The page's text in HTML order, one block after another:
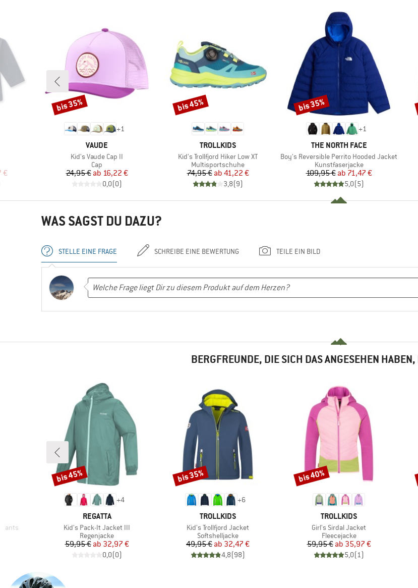
Preis
€
+1
MARKE
VAUDE
Artikel
Kid's Vaude Cap II
Produktgruppe
Cap
Preis
24,95 € reduzierter Preis
ab 16,22 €
0,0(0)
Rabatt
bis 35%
MARKE
TROLLKIDS
Artikel
Kid's Trollfjord Hiker Low XT
Produktgruppe
Multisportschuhe
Preis
74,95 € reduzierter Preis
ab 41,22 €
3,8(9)
Rabatt
bis 45%
+1
MARKE
THE NORTH FACE
Artikel
Boy's Reversible Perrito Hooded Jacket
Produktgruppe
Kunstfaserjacke
Preis
109,95 € reduzierter Preis
ab 71,47 €
5,0(5)
Rabatt
bis 35%
WAS SAGST DU DAZU?
STELLE EINE FRAGE SCHREIBE EINE BEWERTUNG TEILE EIN BILD
BERGFREUNDE, DIE SICH DAS ANGESEHEN
+4
MARKE
REGATTA
Artikel
Kid's Pack-It Jacket III
Produktgruppe
Regenjacke
Preis
59,95 € reduzierter Preis
ab 32,97 €
0,0(0)
Rabatt
bis 45%
+6
MARKE
TROLLKIDS
Artikel
Kid's Trollfjord Jacket
Produktgruppe
Softshelljacke
Preis
49,95 € reduzierter Preis
ab 32,47 €
4,8(98)
Rabatt
bis 35%
MARKE
TROLLKIDS
Artikel
Girl's Sirdal Jacket
Produktgruppe
Fleecejacke
Preis
59,95 € reduzierter Preis
ab 35,97 €
5,0( 1)
Rabatt
bis 40%